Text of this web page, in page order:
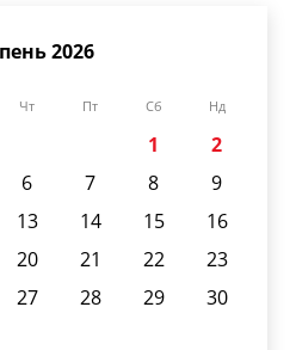
2026
Чт Пт Сб Нд
1
2
6 7 8
9
13 14 15
16
20 21 22
23
27 28 29
30